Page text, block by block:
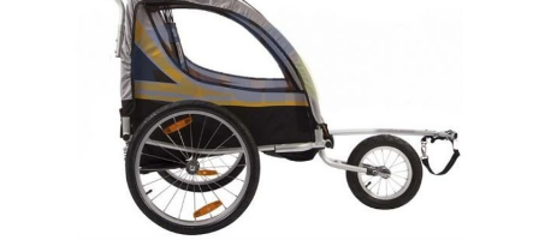
Добавляйте товары
в корзину
Оплачивайте сегодня только
% картой любого банка